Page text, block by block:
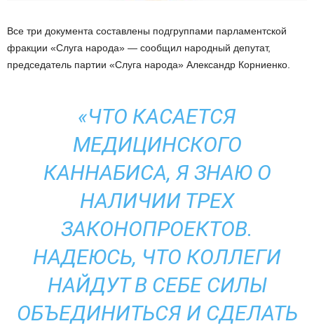
Все три документа составлены подгруппами парламентской
фракции «Слуга народа» — сообщил народный депутат,
председатель партии «Слуга народа» Александр Корниенко.
«ЧТО КАСАЕТСЯ
МЕДИЦИНСКОГО
КАННАБИСА, Я ЗНАЮ О
НАЛИЧИИ ТРЕХ
ЗАКОНОПРОЕКТОВ.
НАДЕЮСЬ, ЧТО КОЛЛЕГИ
НАЙДУТ В СЕБЕ СИЛЫ
ОБЪЕДИНИТЬСЯ И СДЕЛАТЬ